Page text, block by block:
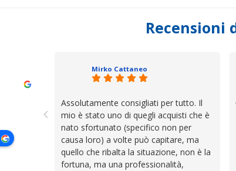
Recensioni
Mirko Cattaneo
Assolutamente consigliati per tutto. Il
mio è stato uno di quegli acquisti che è
nato sfortunato (specifico non per
causa loro) a volte può capitare, ma
quello che ribalta la situazione, non è la
fortuna, ma una professionalità,